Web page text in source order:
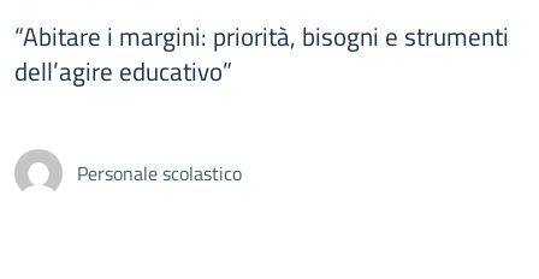
“Abitare i margini: priorità, bisogni e strumenti
dell’agire educativo”
Personale scolastico